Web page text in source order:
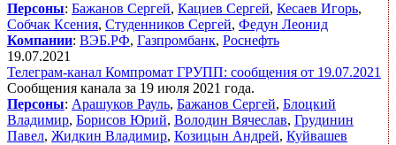
Персоны: Бажанов Сергей, Кациев Сергей, Кесаев Игорь,
Собчак Ксения, Студенников Сергей, Федун Леонид
Компании: ВЭБ.РФ, Газпромбанк, Роснефть
19.07.2021
Телеграм-канал Компромат ГРУПП: сообщения от 19.07.2021
Сообщения канала за 19 июля 2021 года.
Персоны: Арашуков Рауль, Бажанов Сергей, Блоцкий
Владимир, Борисов Юрий, Володин Вячеслав, Грудинин
Павел, Жидкин Владимир, Козицын Андрей, Куйвашев